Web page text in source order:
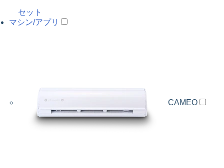
セット
マシン/アプリ
CAMEO